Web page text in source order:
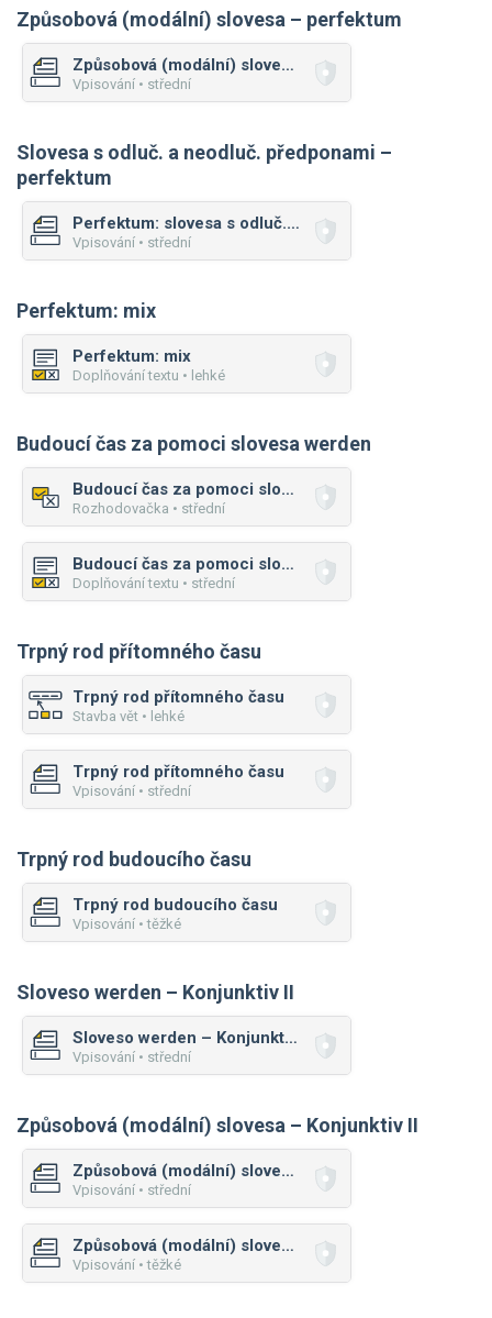
Způsobová (modální) slovesa – perfektum
Způsobová (modální) slovesa – perfektum
Vpisování • střední
Slovesa s odluč. a neodluč. předponami –
perfektum
Perfektum: slovesa s odluč. předponami
Vpisování • střední
Perfektum: mix
Perfektum: mix
Doplňování textu • lehké
Budoucí čas za pomoci slovesa werden
Budoucí čas za pomoci slovesa werden
Rozhodovačka • střední
Budoucí čas za pomoci slovesa werden
Doplňování textu • střední
Trpný rod přítomného času
Trpný rod přítomného času
Stavba vět • lehké
Trpný rod přítomného času
Vpisování • střední
Trpný rod budoucího času
Trpný rod budoucího času
Vpisování • těžké
Sloveso werden – Konjunktiv II
Sloveso werden – Konjunktiv II
Vpisování • střední
Způsobová (modální) slovesa – Konjunktiv II
Způsobová (modální) slovesa – Konjunktiv II
Vpisování • střední
Způsobová (modální) slovesa – Konjunktiv II
Vpisování • těžké